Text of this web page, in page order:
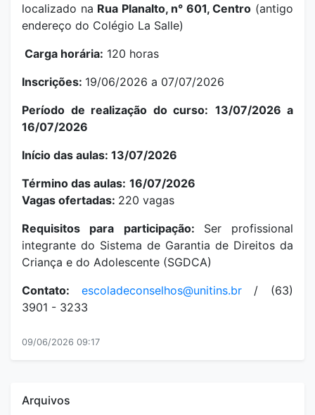
Arquivos
localizado na Rua Planalto, n° 601, Centro (antigo
endereço do Colégio La Salle)
Carga horária: 120 horas
Inscrições: 19/06/2026 a 07/07/2026
Período de realização do curso: 13/07/2026 a
16/07/2026
Início das aulas: 13/07/2026
Término das aulas: 16/07/2026
Vagas ofertadas: 220 vagas
Requisitos para participação: Ser profissional
integrante do Sistema de Garantia de Direitos da
Criança e do Adolescente (SGDCA)
Contato: escoladeconselhos@unitins.br/ (63)
3901 - 3233
09/06/2026 09:17